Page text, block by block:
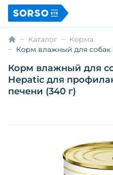
Каталог
Корма
Корм влажный для собак
Корм влажный для
Hepatic для
печени (340 г)